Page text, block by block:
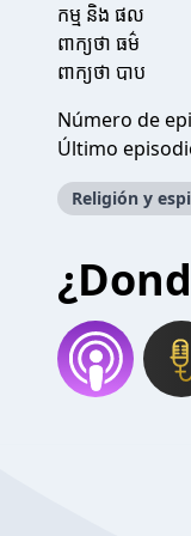
កម្ម និង ផល
ពាក្យថា ធម៌
ពាក្យថា បាប
Número de
Último
Religión y